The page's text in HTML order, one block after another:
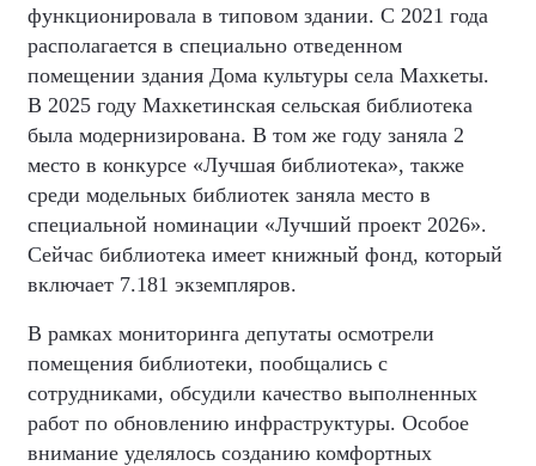
функционировала в типовом здании. С 2021 года
располагается в специально отведенном
помещении здания Дома культуры села Махкеты.
В 2025 году Махкетинская сельская библиотека
была модернизирована. В том же году заняла 2
место в конкурсе «Лучшая библиотека», также
среди модельных библиотек заняла место в
специальной номинации «Лучший проект 2026».
Сейчас библиотека имеет книжный фонд, который
включает 7.181 экземпляров.
В рамках мониторинга депутаты осмотрели
помещения библиотеки, пообщались с
сотрудниками, обсудили качество выполненных
работ по обновлению инфраструктуры. Особое
внимание уделялось созданию комфортных